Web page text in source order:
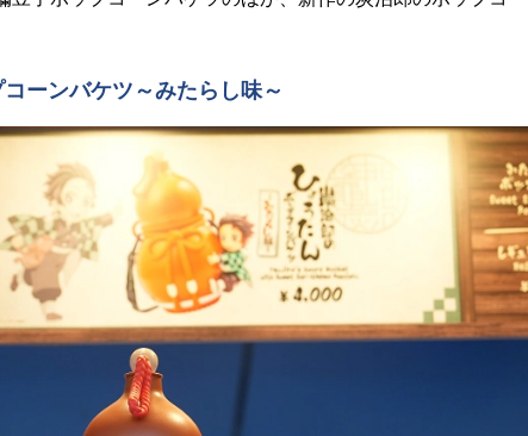
ーンバケツ～みたらし味～